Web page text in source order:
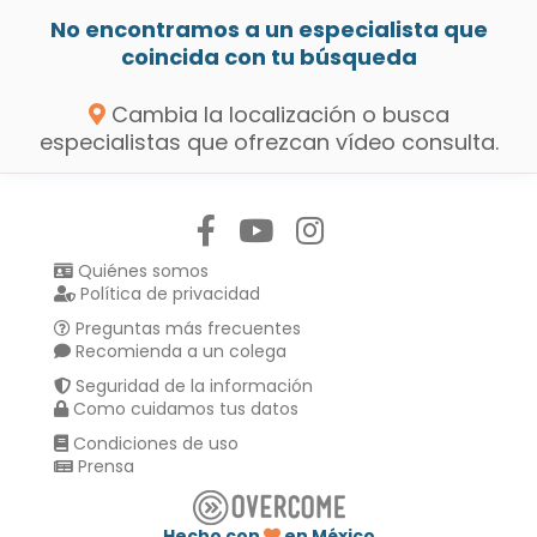
No encontramos a un especialista que
coincida con tu búsqueda
Cambia la localización o busca
especialistas que ofrezcan vídeo consulta.
Quiénes somos
Política de privacidad
Preguntas más frecuentes
Recomienda a un colega
Seguridad de la información
Como cuidamos tus datos
Condiciones de uso
Prensa